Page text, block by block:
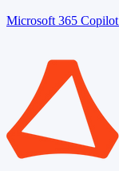
Microsoft 365 Copilot